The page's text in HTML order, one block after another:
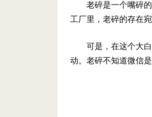
老碎是一个嘴碎
工厂里，老碎的存在
可是，在这个大
动。老碎不知道微信